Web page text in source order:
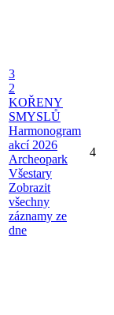
3
2
KOŘENY
SMYSLŮ
Harmonogram
akcí 2026
Archeopark
Všestary
Zobrazit
všechny
záznamy ze
dne
4